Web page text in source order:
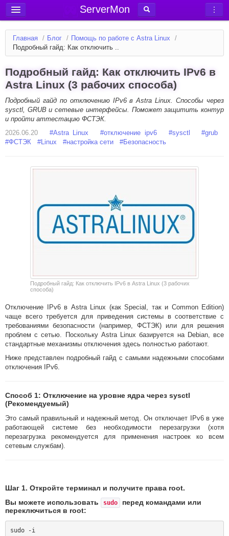
ServerMon
Добавить сервер
Мониторинг серверов
Блог
Форум
Вход в аккаунт
Главная / Блог / Помощь по работе с Astra Linux
/
Подробный гайд: Как отключить ..
Подробный гайд: Как отключить IPv6 в
Astra Linux (3 рабочих способа)
Подробный гайд по отключению IPv6 в Astra Linux. Способы через
sysctl, GRUB и сетевые интерфейсы. Поможет защитить контур
и пройти аттестацию ФСТЭК.
2026.06.20
#Astra Linux #отключение ipv6 #sysctl #grub
#ФСТЭК #Linux #настройка сети #Безопасность
Подробный гайд: Как отключить IPv6 в Astra Linux (3 рабочих
способа)
Отключение IPv6 в Astra Linux (как Special, так и Common Edition)
чаще всего требуется для приведения системы в соответствие с
требованиями безопасности (например, ФСТЭК) или для решения
проблем с сетью. Поскольку Astra Linux базируется на Debian, все
стандартные механизмы отключения здесь полностью работают.
Ниже представлен подробный гайд с самыми надежными способами
отключения IPv6.
Способ 1: Отключение на уровне ядра через sysctl
(Рекомендуемый)
Это самый правильный и надежный метод. Он отключает IPv6 в уже
работающей системе без необходимости перезагрузки (хотя
перезагрузка рекомендуется для применения настроек ко всем
сетевым службам).
Шаг 1. Откройте терминал и получите права root.
Вы можете использовать
sudo
перед командами или
переключиться в root: